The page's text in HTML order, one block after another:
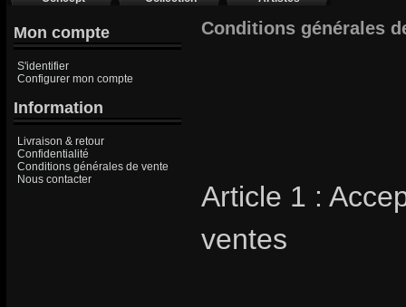
Mon compte
S'identifier
Configurer mon compte
Information
Livraison & retour
Confidentialité
Conditions générales de vente
Nous contacter
Conditions générales
Article 1 :
ventes